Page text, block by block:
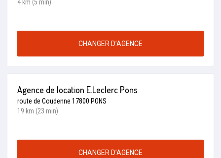
4 km (5 min)
CHANGER D’AGENCE
Agence de location E.Leclerc Pons
route de Coudenne 17800 PONS
19 km (23 min)
CHANGER D’AGENCE